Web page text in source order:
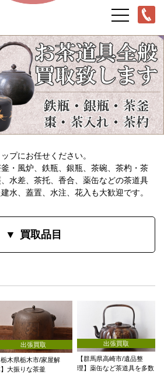
プにお任せください。
・風炉、鉄瓶、銀瓶、茶碗、茶杓・茶
水差、茶托、香合、薬缶などの茶道具
水、蓋置、水注、花入も大歓迎です。
買取品目
出張買取
栃木県栃木市/家屋解
大振りな茶釜
出張買取
【群馬県高崎市/遺品整
理】薬缶など茶道具を多数